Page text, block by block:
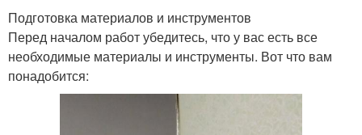
Подготовка материалов и инструментов
Перед началом работ убедитесь, что у вас есть все
необходимые материалы и инструменты. Вот что вам
понадобится: